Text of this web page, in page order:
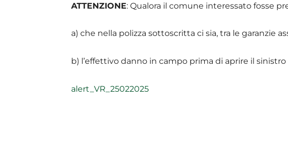
ATTENZIONE: Qualora il comune interessato fosse
a) che nella polizza sottoscritta ci sia, tra le garanzie
b) l’effettivo danno in campo prima di aprire il
alert_VR_25022025